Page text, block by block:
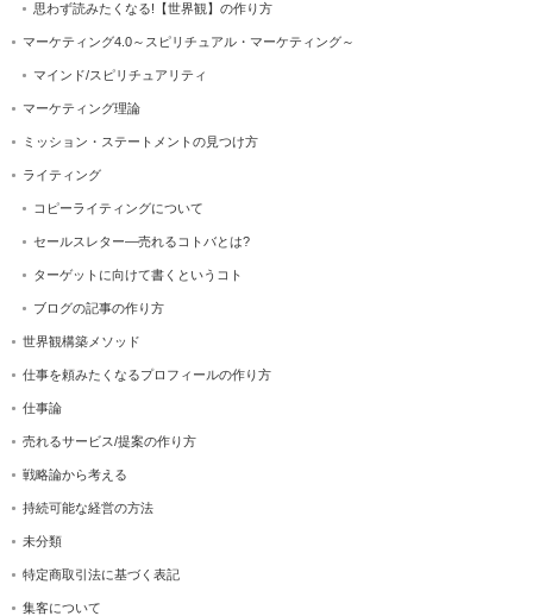
思わず読みたくなる!【世界観】の作り方
マーケティング4.0～スピリチュアル・マーケティング～
マインド/スピリチュアリティ
マーケティング理論
ミッション・ステートメントの見つけ方
ライティング
コピーライティングについて
セールスレター―売れるコトバとは?
ターゲットに向けて書くというコト
ブログの記事の作り方
世界観構築メソッド
仕事を頼みたくなるプロフィールの作り方
仕事論
売れるサービス/提案の作り方
戦略論から考える
持続可能な経営の方法
未分類
特定商取引法に基づく表記
集客について